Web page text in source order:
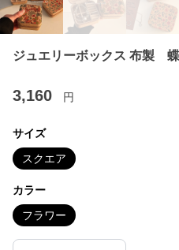
ジュエリーボックス 布製
3,160 円
サイズ
スクエア
カラー
フラワー